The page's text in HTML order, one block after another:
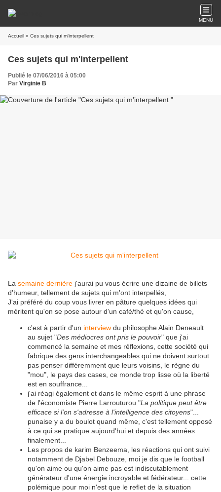
MENU
Accueil » Ces sujets qui m'interpellent
Ces sujets qui m'interpellent
Publié le 07/06/2016 à 05:00
Par Virginie B
La semaine dernière j'aurai pu vous écrire une dizaine de billets
d'humeur, tellement de sujets qui m'ont interpellés,
J'ai préféré du coup vous livrer en pâture quelques idées qui
méritent qu'on se pose autour d'un café/thé et qu'on cause,
c'est à partir d'un interview du philosophe Alain Deneault
au sujet "Des médiocres ont pris le pouvoir" que j'ai
commencé la semaine et mes réflexions, cette société qui
fabrique des gens interchangeables qui ne doivent surtout
pas penser différemment que leurs voisins, le règne du
"mou", le pays des cases, ce monde trop lisse où la liberté
est en souffrance...
j'ai réagi également et dans le même esprit à une phrase
de l'économiste Pierre Larrouturou "La politique peut être
efficace si l'on s'adresse à l'intelligence des citoyens"...
punaise y a du boulot quand même, c'est tellement opposé
à ce qui se pratique aujourd'hui et depuis des années
finalement...
Les propos de karim Benzeema, les réactions qui ont suivi
notamment de Djabel Debouze, moi je dis que le football
qu'on aime ou qu'on aime pas est indiscutablement
générateur d'une énergie incroyable et fédérateur... cette
polémique pour moi n'est que le reflet de la situation